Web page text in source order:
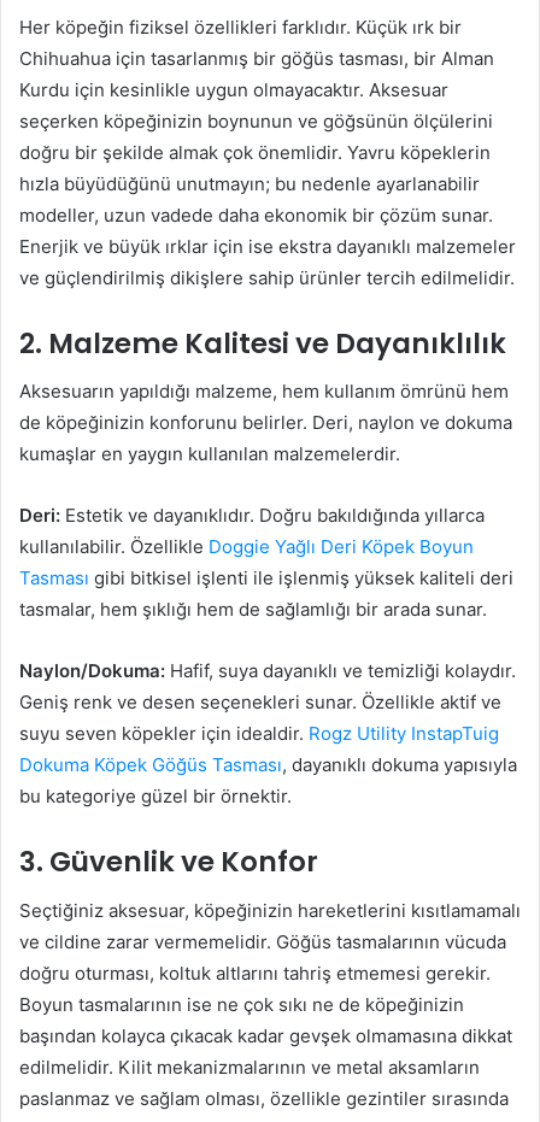
Her köpeğin fiziksel özellikleri farklıdır. Küçük ırk bir
Chihuahua için tasarlanmış bir göğüs tasması, bir Alman
Kurdu için kesinlikle uygun olmayacaktır. Aksesuar
seçerken köpeğinizin boynunun ve göğsünün ölçülerini
doğru bir şekilde almak çok önemlidir. Yavru köpeklerin
hızla büyüdüğünü unutmayın; bu nedenle ayarlanabilir
modeller, uzun vadede daha ekonomik bir çözüm sunar.
Enerjik ve büyük ırklar için ise ekstra dayanıklı malzemeler
ve güçlendirilmiş dikişlere sahip ürünler tercih edilmelidir.
2. Malzeme Kalitesi ve Dayanıklılık
Aksesuarın yapıldığı malzeme, hem kullanım ömrünü hem
de köpeğinizin konforunu belirler. Deri, naylon ve dokuma
kumaşlar en yaygın kullanılan malzemelerdir.
Deri: Estetik ve dayanıklıdır. Doğru bakıldığında yıllarca
kullanılabilir. Özellikle Doggie Yağlı Deri Köpek Boyun
Tasması gibi bitkisel işlenti ile işlenmiş yüksek kaliteli deri
tasmalar, hem şıklığı hem de sağlamlığı bir arada sunar.
Naylon/Dokuma: Hafif, suya dayanıklı ve temizliği kolaydır.
Geniş renk ve desen seçenekleri sunar. Özellikle aktif ve
suyu seven köpekler için idealdir. Rogz Utility InstapTuig
Dokuma Köpek Göğüs Tasması, dayanıklı dokuma yapısıyla
bu kategoriye güzel bir örnektir.
3. Güvenlik ve Konfor
Seçtiğiniz aksesuar, köpeğinizin hareketlerini kısıtlamamalı
ve cildine zarar vermemelidir. Göğüs tasmalarının vücuda
doğru oturması, koltuk altlarını tahriş etmemesi gerekir.
Boyun tasmalarının ise ne çok sıkı ne de köpeğinizin
başından kolayca çıkacak kadar gevşek olmamasına dikkat
edilmelidir. Kilit mekanizmalarının ve metal aksamların
paslanmaz ve sağlam olması, özellikle gezintiler sırasında